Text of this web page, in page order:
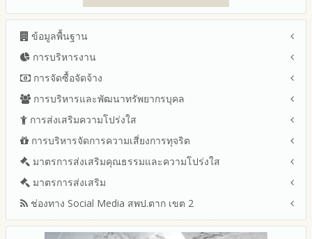
ข้อมูลพื้นฐาน
โครงสร้าง หน้าที่และอำนาจ
ข้อมูลผู้บริหาร
ข้อมูลการติดต่อและ ช่องทางการสอบถาม
นโยบายคุ้มครองข้อมูลส่วนบุคคล
ข่าวประชาสัมพันธ์
ข่าวสารพัฒนาสำนักงานเกี่ยวข้องกับแนวทางส่งเสริมความ
การบริหารงาน
แผนยุทธศาสตร์หรือแผนพัฒนาสำนักงานเขตพื้นที่การศึกษา
แผนและความก้าวหน้าในการดำเนินงานและการใช้งบประมาณ
ปีงบประมาณ 2569
ปีงบประมาณ 2568
ปีงบประมาณ 2567
ปีงบประมาณ 2566
รายงานผลการดำเนินงานประจำปี
รายงานผลปี 2568
การจัดซื้อจัดจ้าง
สรุปผลการจัดซื้อจัดจ้างหรือการจัดหาพัสดุรายเดือน ประจำ
ปีงบประมาณ พ.ศ.2569 (แบบ สขร.1)
เขตพื้นที่การศึกษา ประจำปีงบประมาณ พ.ศ. 2568
การบริหารและพัฒนาทรัพยากรบุคล
หลักเกณฑ์และแผนการบริหารและพัฒนาทรัพยากรบุคลล ประจำ
ปีงบประมาณ พ.ศ.2569
ปีงบประมาณ
ประมวลจริยธรรมและการขับเคลื่อนจริยธรรม
การส่งเสริมความโปร่งใส
แนวปฏิบัติการจัดการเรื่องร้องเรียนการทุจริตและประพฤติมิชอบ
ช่องทางแจ้งเรื่องร้องเรียนการทุจริตและประพฤติมิชอบ
ข้อมูลสถิติเรื่องร้องเรียนการทุจริตและประพฤติมิชอบ ประจำ
ปีงบประมาณ
การเปิดโอกาสให้มีส่วนร่วมในการดำเนินงานปีงบประมาณ
การบริหารจัดการความเสี่ยงการทุจริต
การขับเคลื่อนนโยบาย No Gift Policy จากการปฏิบัติหน้าที่และ
การเสริมสร้างรู้เกี่ยวกับหลักเกณฑ์การรับทรัพย์สินหรือประโยชน์อื่น
ใดโดยธรรมจรรยาของเจ้าพนักงานของรัฐ
การประเมินความเสี่ยงการทุจริต ในสำนักงานเขตพื้นที่การศึกษา
ประจำปีงบประมาณ
มาตรการส่งเสริมคุณธรรมและความโปร่งใส
แผนปฏิบัติการป้องกันการทุจริตประจำปีงบประมาณ
2569
2568
2567
มาตรการส่งเสริม
มาตรการเผยแพร่ข้อมูลต่อสาธารณะ
มาตรการส่งเสริมความโปร่งใสในการจัดซื้อจัดจ้าง
ช่องทาง Social Media สพป.ตาก เขต 2
Q&A / ชมเชย / เสนอแนะ